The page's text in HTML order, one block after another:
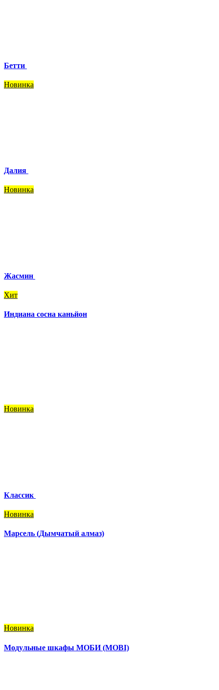
Бетти
Новинка
Далия
Новинка
Жасмин
Хит
Индиана сосна каньйон
Новинка
Классик
Новинка
Марсель (Дымчатый алмаз)
Новинка
Модульные шкафы МОБИ (MOBI)